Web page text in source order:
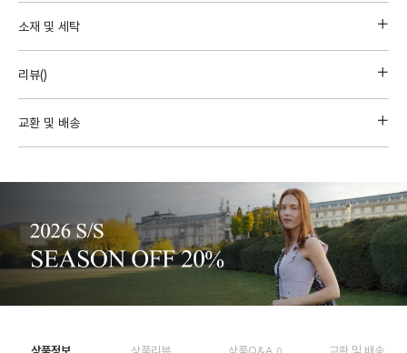
소재 및 세탁
리뷰()
교환 및 배송